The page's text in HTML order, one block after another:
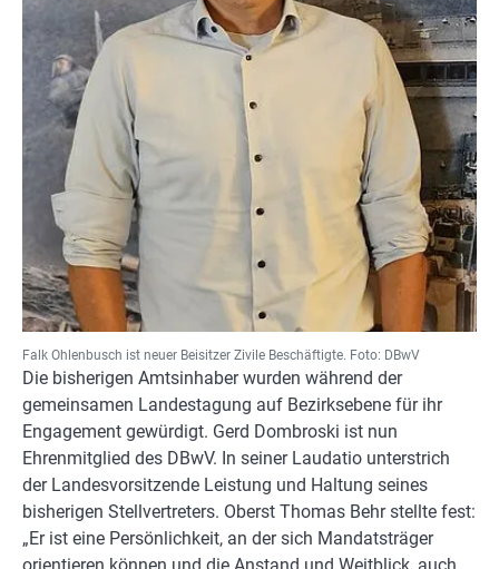
Falk Ohlenbusch ist neuer Beisitzer Zivile Beschäftigte. Foto: DBwV
Die bisherigen Amtsinhaber wurden während der
gemeinsamen Landestagung auf Bezirksebene für ihr
Engagement gewürdigt. Gerd Dombroski ist nun
Ehrenmitglied des DBwV. In seiner Laudatio unterstrich
der Landesvorsitzende Leistung und Haltung seines
bisherigen Stellvertreters. Oberst Thomas Behr stellte fest:
„Er ist eine Persönlichkeit, an der sich Mandatsträger